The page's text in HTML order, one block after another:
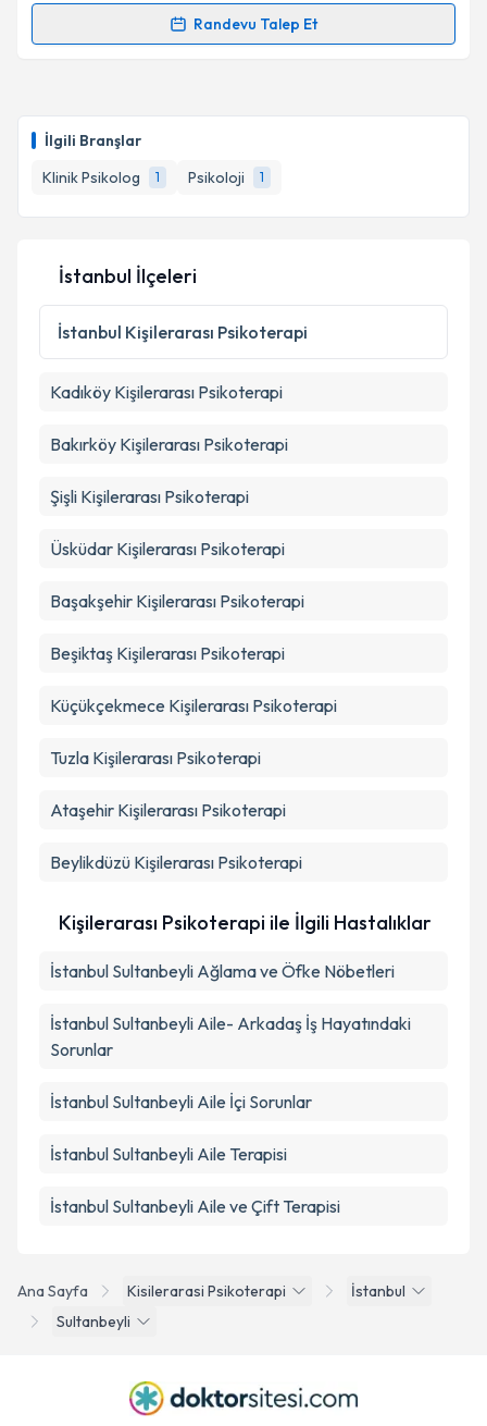
İlgili Branşlar
Klinik Psikolog
1 Psikoloji 1
kapsamda işlenmesini kabul ediyorum.
Randevu Talep Et
Randevu Takvimi Talebi
için bir takvim hazırlandığında e-posta ile
bilgilendireceğiz.
E-posta Adresiniz
Kişisel verilerimin işlenmesine ilişkin
Metni'ni okudum ve kişisel verilerimin belirtilen
Takvim Talebini Gönder
Ana Sayfa Kisilerarasi Psikoterapi
İstanbul
Sultanbeyli
İstanbul İlçeleri
İstanbul Kişilerarası Psikoterapi
Kadıköy Kişilerarası Psikoterapi
Bakırköy Kişilerarası Psikoterapi
Şişli Kişilerarası Psikoterapi
Üsküdar Kişilerarası Psikoterapi
Başakşehir Kişilerarası Psikoterapi
Beşiktaş Kişilerarası Psikoterapi
Küçükçekmece Kişilerarası Psikoterapi
Tuzla Kişilerarası Psikoterapi
Ataşehir Kişilerarası Psikoterapi
Beylikdüzü Kişilerarası Psikoterapi
Kişilerarası Psikoterapi ile İlgili Hastalıklar
İstanbul Sultanbeyli Ağlama ve Öfke Nöbetleri
İstanbul Sultanbeyli Aile- Arkadaş İş Hayatındaki
Sorunlar
İstanbul Sultanbeyli Aile İçi Sorunlar
İstanbul Sultanbeyli Aile Terapisi
İstanbul Sultanbeyli Aile ve Çift Terapisi